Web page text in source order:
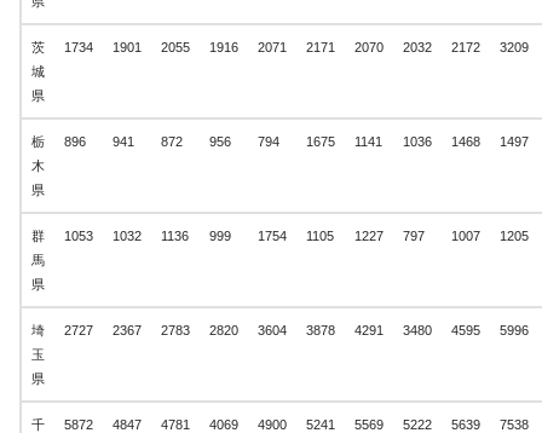
茨
城
県
1734 1901 2055 1916 2071 2171 2070 2032 2172 3209
栃
木
県
896 941 872 956 794 1675 1141 1036 1468 1497
群
馬
県
1053 1032 1136 999 1754 1105 1227 797 1007 1205
埼
玉
県
2727 2367 2783 2820 3604 3878 4291 3480 4595 5996
千 5872 4847 4781 4069 4900 5241 5569 5222 5639 7538